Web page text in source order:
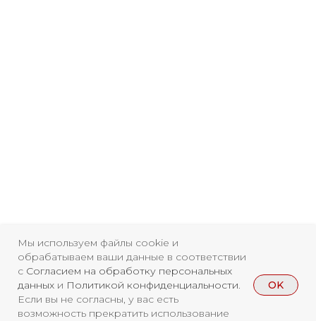
Мы используем файлы cookie и
обрабатываем ваши данные в соответствии
с Согласием на обработку персональных
данных и Политикой конфиденциальности.
Если вы не согласны, у вас есть
возможность прекратить использование
OK
ФС77-84346 от 08.12.2022
ISSN 3033-9081
ВКонтакте Макс
Новости